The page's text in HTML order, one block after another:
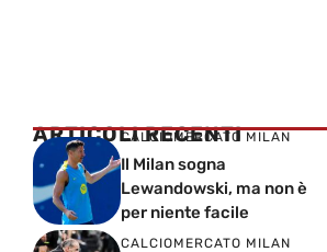
ARTICOLI RECENTI
CALCIOMERCATO MILAN
Il Milan sogna
Lewandowski, ma non è
per niente facile
CALCIOMERCATO MILAN